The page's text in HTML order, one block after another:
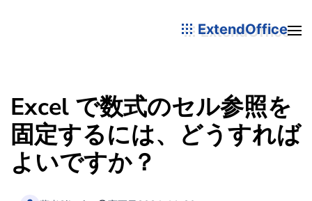
ExtendOffice
Excel で数式のセル参照を
固定するには、どうすれば
よいですか？